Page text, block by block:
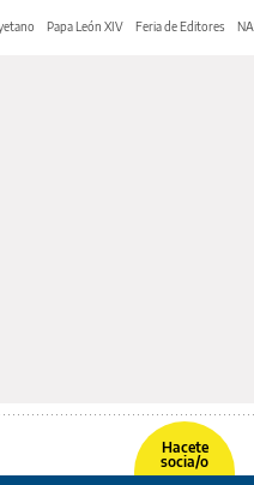
Papa León XIV Feria de Editores
Hacete
socia/o